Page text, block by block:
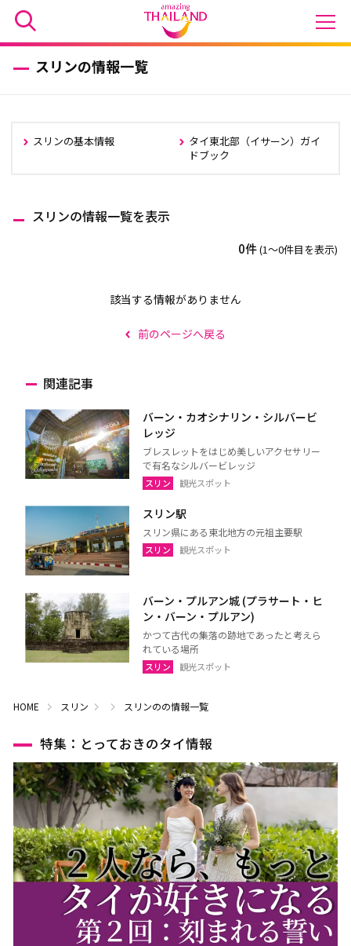
スリンの情報一覧
スリンの基本情報
タイ東北部（イサーン）ガイ
ドブック
スリンの情報一覧を表示
0件(1〜0件目を表示)
該当する情報がありません
前のページへ戻る
関連記事
バーン・カオシナリン・シルバービ
レッジ
ブレスレットをはじめ美しいアクセサリー
で有名なシルバービレッジ
スリン 観光スポット
スリン駅
スリン県にある東北地方の元祖主要駅
スリン 観光スポット
バーン・プルアン城 (プラサート・ヒ
ン・バーン・プルアン)
かつて古代の集落の跡地であったと考えら
れている場所
スリン 観光スポット
HOME スリン スリンのの情報一覧
特集：とっておきのタイ情報